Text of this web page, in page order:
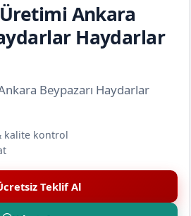
Üretimi Ankara
Haydarlar
Beypazarı Haydarlar
kalite kontrol
Teklif Al